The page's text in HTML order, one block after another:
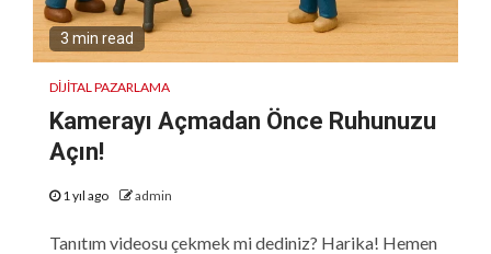
3 min read
DIJITAL PAZARLAMA
Kamerayı Açmadan Önce Ruhunuzu
Açın!
1 yıl ago admin
Tanıtım videosu çekmek mi dediniz? Harika! Hemen